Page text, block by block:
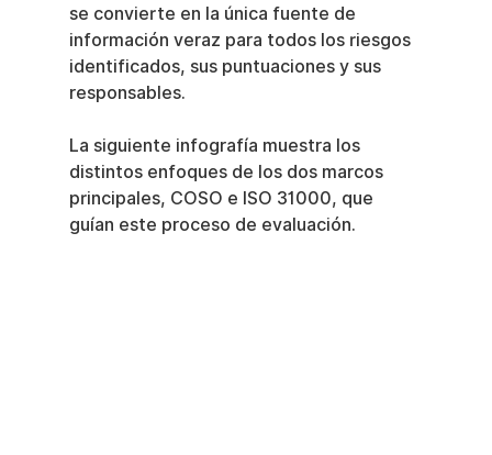
se convierte en la única fuente de
información veraz para todos los riesgos
identificados, sus puntuaciones y sus
responsables.
La siguiente infografía muestra los
distintos enfoques de los dos marcos
principales, COSO e ISO 31000, que
guían este proceso de evaluación.